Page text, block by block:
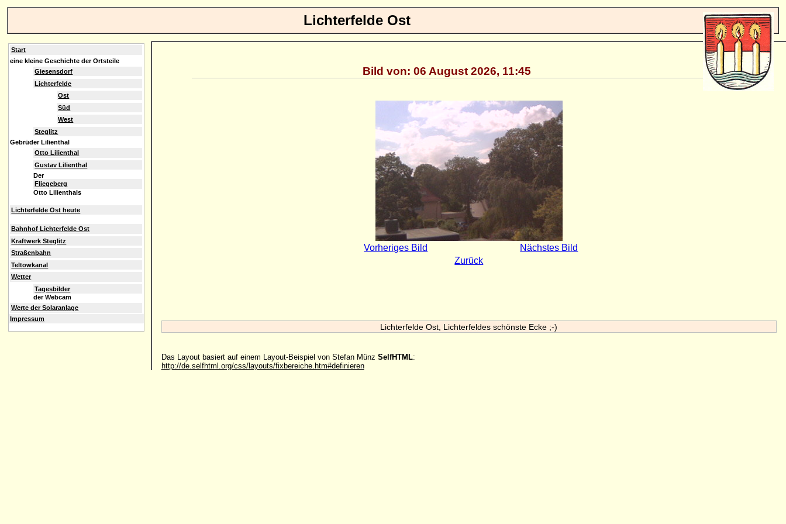
Lichterfelde Ost
Bild von: 06 August 2026, 11:45
Vorheriges Bild
Nächstes Bild
Zurück
Lichterfelde Ost, Lichterfeldes schönste Ecke ;-)
Das Layout basiert auf einem Layout-Beispiel von Stefan Münz SelfHTML:
http://de.selfhtml.org/css/layouts/fixbereiche.htm#definieren
Start
eine kleine Geschichte der Ortsteile
Giesensdorf
Lichterfelde
Ost
Süd
West
Steglitz
Gebrüder Lilienthal
Otto Lilienthal
Gustav Lilienthal
Der
Fliegeberg
Otto Lilienthals
Lichterfelde Ost heute
Bahnhof Lichterfelde Ost
Kraftwerk Steglitz
Straßenbahn
Teltowkanal
Wetter
Tagesbilder
der Webcam
Werte der Solaranlage
Impressum